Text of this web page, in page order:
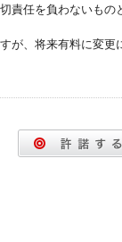
責任を負わないもの
が、将来有料に変